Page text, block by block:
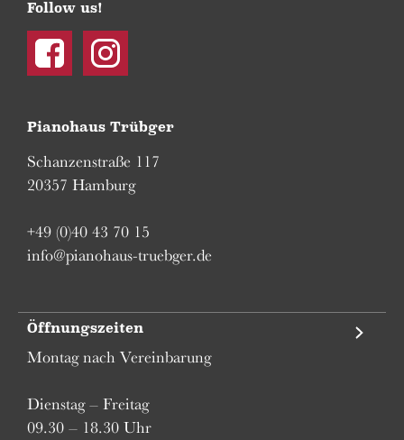
Pianohaus Trübger
Schanzenstraße 117
20357 Hamburg
+49 (0)40 43 70 15
info@pianohaus-truebger.de
Follow us!
Facebook Instagram
Öffnungszeiten
Montag nach Vereinbarung
Dienstag – Freitag
09.30 – 18.30 Uhr